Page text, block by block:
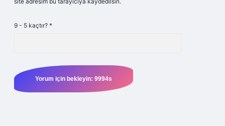
9 - 5 kaçtır? *